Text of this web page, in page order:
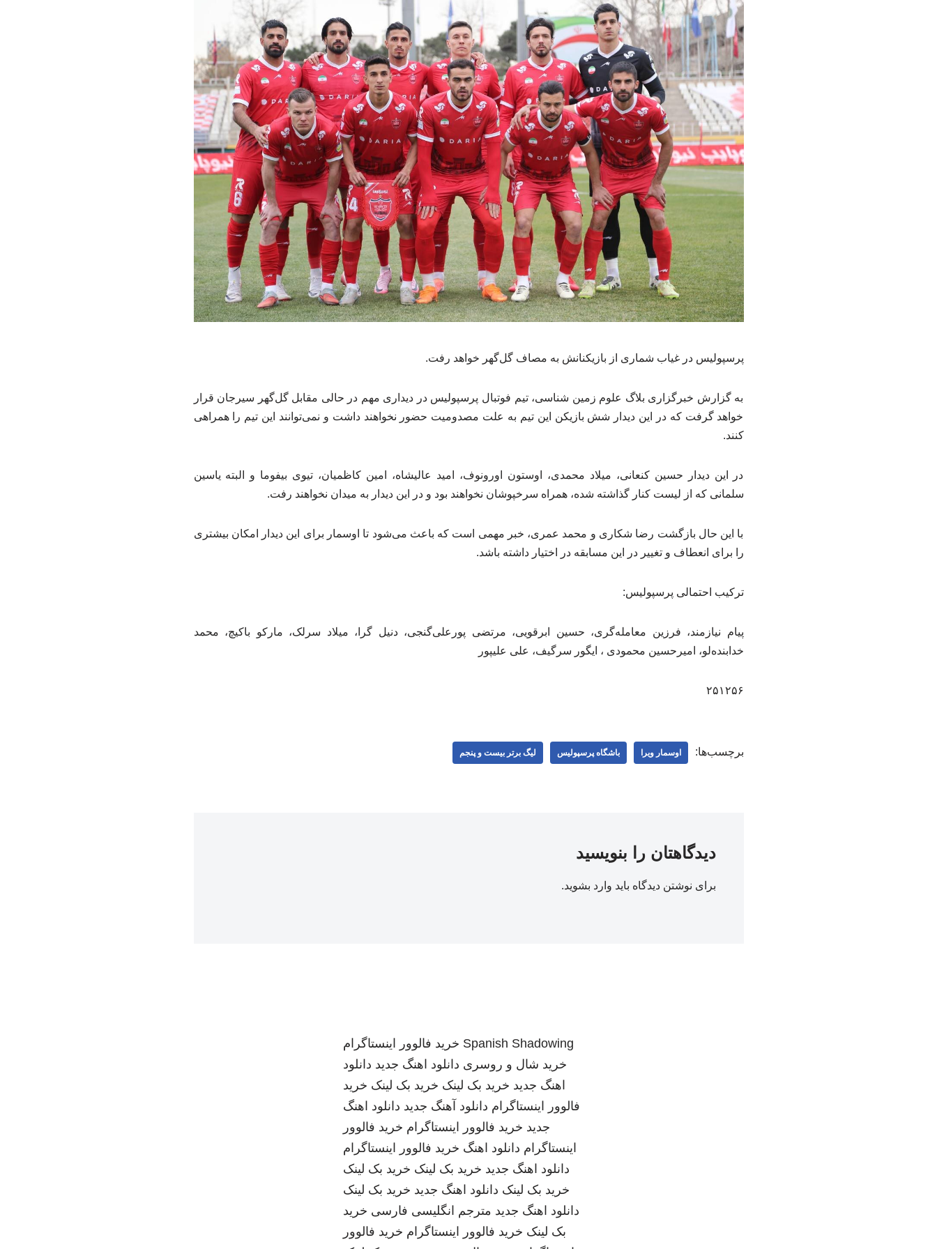
پرسپولیس در غیاب شماری از بازیکنانش به مصاف گل‌گهر خواهد رفت.
به گزارش خبرگزاری بلاگ علوم زمین شناسی، تیم فوتبال پرسپولیس در دیداری مهم در حالی مقابل گل‌گهر سیرجان قرار
خواهد گرفت که در این دیدار شش بازیکن این تیم به علت مصدومیت حضور نخواهند داشت و نمی‌توانند این تیم را همراهی
کنند.
در این دیدار حسین کنعانی، میلاد محمدی، اوستون اورونوف، امید عالیشاه، امین کاظمیان، تیوی بیفوما و البته یاسین
سلمانی که از لیست کنار گذاشته شده، همراه سرخپوشان نخواهند بود و در این دیدار به میدان نخواهند رفت.
با این حال بازگشت رضا شکاری و محمد عمری، خبر مهمی است که باعث می‌شود تا اوسمار برای این دیدار امکان بیشتری
را برای انعطاف و تغییر در این مسابقه در اختیار داشته باشد.
ترکیب احتمالی پرسپولیس:
پیام نیازمند، فرزین معامله‌گری، حسین ابرقویی، مرتضی پورعلی‌گنجی، دنیل گرا، میلاد سرلک، مارکو باکیچ، محمد
خدابنده‌لو، امیرحسین محمودی ، ایگور سرگیف، علی علیپور
۲۵۱۲۵۶
برچسب‌ها: اوسمار ویرا باشگاه پرسپولیس لیگ برتر بیست و پنجم
دیدگاهتان را بنویسید
برای نوشتن دیدگاه باید وارد بشوید.
Spanish Shadowing خرید فالوور اینستاگرام
خرید شال و روسری دانلود اهنگ جدید دانلود
اهنگ جدید خرید بک لینک خرید بک لینک خرید
فالوور اینستاگرام دانلود آهنگ جدید دانلود اهنگ
جدید خرید فالوور اینستاگرام خرید فالوور
اینستاگرام دانلود اهنگ خرید فالوور اینستاگرام
دانلود اهنگ جدید خرید بک لینک خرید بک لینک
خرید بک لینک دانلود اهنگ جدید خرید بک لینک
دانلود اهنگ جدید مترجم انگلیسی فارسی خرید
بک لینک خرید فالوور اینستاگرام خرید فالوور